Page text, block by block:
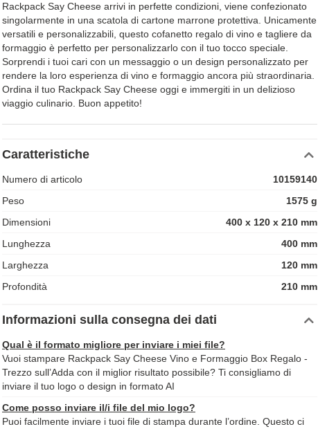
Rackpack Say Cheese arrivi in perfette condizioni, viene confezionato
singolarmente in una scatola di cartone marrone protettiva. Unicamente
versatili e personalizzabili, questo cofanetto regalo di vino e tagliere da
formaggio è perfetto per personalizzarlo con il tuo tocco speciale.
Sorprendi i tuoi cari con un messaggio o un design personalizzato per
rendere la loro esperienza di vino e formaggio ancora più straordinaria.
Ordina il tuo Rackpack Say Cheese oggi e immergiti in un delizioso
viaggio culinario. Buon appetito!
Caratteristiche
Numero di articolo
10159140
Peso
1575 g
Dimensioni
400 x 120 x 210 mm
Lunghezza
400 mm
Larghezza
120 mm
Profondità
210 mm
Informazioni sulla consegna dei dati
Qual è il formato migliore per inviare i miei file?
Vuoi stampare Rackpack Say Cheese Vino e Formaggio Box Regalo -
Trezzo sull’Adda con il miglior risultato possibile? Ti consigliamo di
inviare il tuo logo o design in formato AI
Come posso inviare il/i file del mio logo?
Puoi facilmente inviare i tuoi file di stampa durante l’ordine. Questo ci